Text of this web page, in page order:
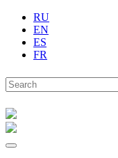
RU
EN
ES
FR